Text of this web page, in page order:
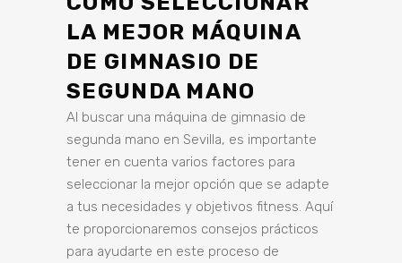
LA MEJOR MÁQUINA
DE GIMNASIO DE
SEGUNDA MANO
Al buscar una máquina de gimnasio de
segunda mano en Sevilla, es importante
tener en cuenta varios factores para
seleccionar la mejor opción que se adapte
a tus necesidades y objetivos fitness. Aquí
te proporcionaremos consejos prácticos
para ayudarte en este proceso de